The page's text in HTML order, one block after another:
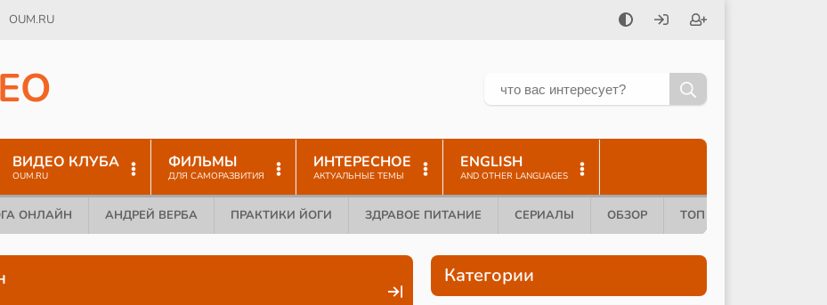
OUM.RU
EO
ВИДЕО КЛУБА
OUM.RU
ФИЛЬМЫ
ДЛЯ САМОРАЗВИТИЯ
ИНТЕРЕСНОЕ
АКТУАЛЬНЫЕ ТЕМЫ
ENGLISH
AND OTHER LANGUAGES
ОНЛАЙН АНДРЕЙ ВЕРБА ПРАКТИКИ ЙОГИ ЗДРАВОЕ ПИТАНИЕ СЕРИАЛЫ ОБЗОР ТОП 10
Категории